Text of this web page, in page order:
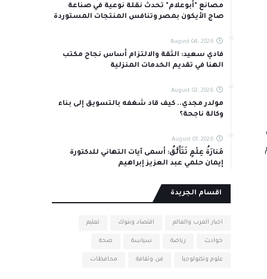
مصانع "أبوعلام" تحدث نقلة نوعية في صناعة
صاج الأيكون بمصر وتنافس المنتجات المستوردة
August 04, 2026
فادي سعيد: الثقة والالتزام أساس نجاح مكتب
الهنا في تقديم الخدمات المنزلية
August 02, 2026
مولدر مجدي.. كيف قاد شغفه بالتسويق إلى بناء
وكالة ناجحة؟
August 01, 2026
مَنارَةُ عِلْمٍ تَتَأَلَّقُ: أسمى آيات التهاني للدكتورة
إيمان حلمي عبد العزيز إبراهيم
اقسام الجريدة
اخبار العرب والعالم اقتصاد وبنوك تعليم
حوادث رياضة سياسة صحة
علوم وتكنولوجيا فن وثقافة محافظات